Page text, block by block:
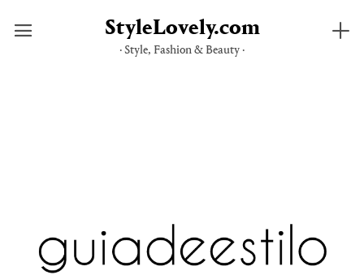
StyleLovely.com
· Style, Fashion & Beauty ·